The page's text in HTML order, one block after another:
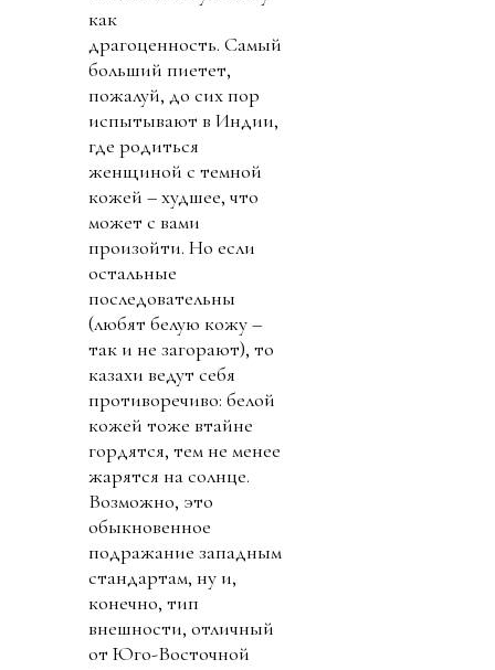
как
драгоценность. Самый
больший пиетет,
пожалуй, до сих пор
испытывают в Индии,
где родиться
женщиной с темной
кожей – худшее, что
может с вами
произойти. Но если
остальные
последовательны
(любят белую кожу –
так и не загорают), то
казахи ведут себя
противоречиво: белой
кожей тоже втайне
гордятся, тем не менее
жарятся на солнце.
Возможно, это
обыкновенное
подражание западным
стандартам, ну и,
конечно, тип
внешности, отличный
от Юго-Восточной